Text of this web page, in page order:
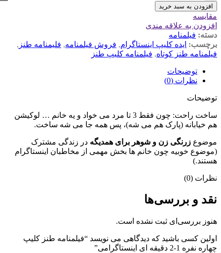
افزودن به سبد خرید
مقایسه
افزودن به علاقه مندی
دسته: فیلمنامه
برچسب: ایده کلیپ اینستاگرام, فروش فیلمنامه, فلیمنامه طنز ,
فیلمنامه طنز کوتاه, فیلمنامه کلیپ طنز
توضیحات
نظرات (0)
توضیحات
ساخت راحت: چون فقط 3 تا مرد می خواد و یه خانم … لوکیشن
هم خیابانه (پارک هم می شه)، پس همه جا می شه ساخت.
موضوع زرنگی زن و شوهر برای همدیگه در زندگی مشترک
(موضوع خوبیه چون خانم ها بخش مهمی از مخاطبان اینستاگرام
هستند.)
نظرات (0)
نقد و بررسی‌ها
هنوز بررسی‌ای ثبت نشده است.
اولین کسی باشید که دیدگاهی می نویسد “فیلمنامه طنز کلیپ
چهاره نفره 1-2 دقیقه ای اینستاگرامی”